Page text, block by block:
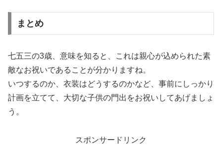
まとめ
七五三の3歳、意味を知ると、これは親心が込められた素
敵なお祝いであることが分かりますね。
いつするのか、衣装はどうするのかなど、事前にしっかり
計画を立てて、大切な子供の門出をお祝いしてあげましょ
う。
スポンサードリンク